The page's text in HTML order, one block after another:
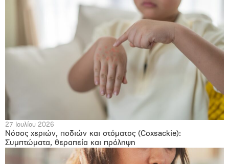
27 Ιουλίου 2026
Νόσος χεριών, ποδιών και στόματος (Coxsackie):
Συμπτώματα, θεραπεία και πρόληψη